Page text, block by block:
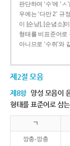
판단하여 ‘수’에 ‘
우에는 ‘다만 2’ 규
이 [순냥], [순념소]
형태를 비표준어로
아니므로 ‘수쥐’와
제2절 모음
제8항 양성 모음이
형태를 표준어로 삼
ㄱ
깡충-깡충